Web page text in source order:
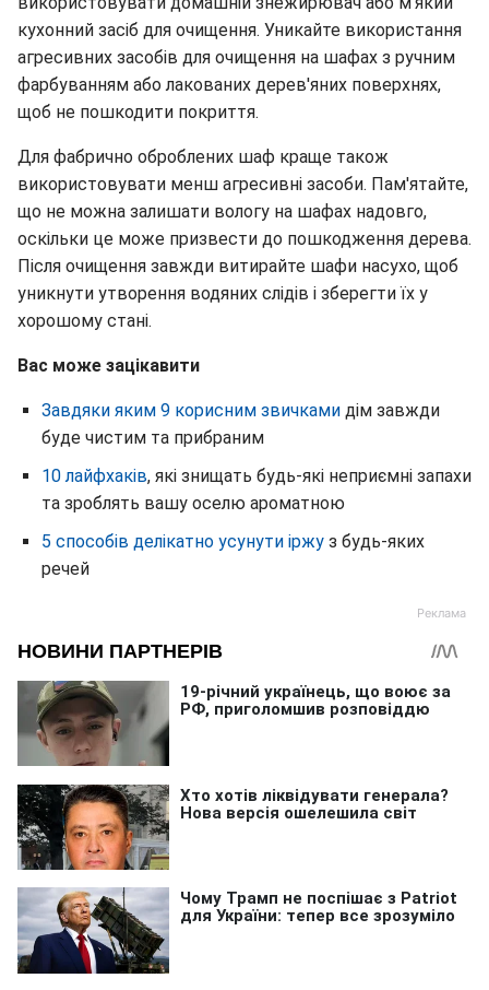
кухонний засіб для очищення. Уникайте використання
агресивних засобів для очищення на шафах з ручним
фарбуванням або лакованих дерев'яних поверхнях,
щоб не пошкодити покриття.
Для фабрично оброблених шаф краще також
використовувати менш агресивні засоби. Пам'ятайте,
що не можна залишати вологу на шафах надовго,
оскільки це може призвести до пошкодження дерева.
Після очищення завжди витирайте шафи насухо, щоб
уникнути утворення водяних слідів і зберегти їх у
хорошому стані.
Вас може зацікавити
Завдяки яким 9 корисним звичками дім завжди
буде чистим та прибраним
10 лайфхаків, які знищать будь-які неприємні запахи
та зроблять вашу оселю ароматною
5 способів делікатно усунути іржу з будь-яких
речей